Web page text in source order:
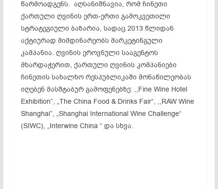
წარმოადგენს. აღსანიშნავია, რომ ჩინეთი
ქართული ღვინის ერთ-ერთი გამოკვეთილი
სტრატეგიული ბაზარია, სადაც 2013 წლიდან
აქტიურად მიმდინარეობს მარკეტინგული
კამპანია. ღვინის ეროვნული სააგენტოს
მხარდაჭერით, ქართული ღვინის კომპანიები
ჩინეთის სახალხო რესპუბლიკაში მონაწილეობას
იღებენ მასშტაბურ გამოფენებზე: ,,Fine Wine Hotel
Exhibition”, „The China Food & Drinks Fair“, ,,RAW Wine
Shanghai”, „Shanghai International Wine Challenge“
(SIWC), „Interwine China “ და სხვა.